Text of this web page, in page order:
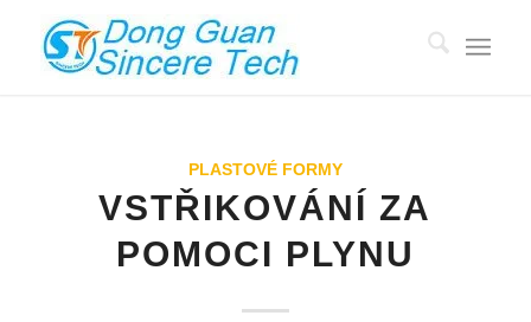
PLASTOVÉ FORMY
VSTŘIKOVÁNÍ ZA
POMOCI PLYNU